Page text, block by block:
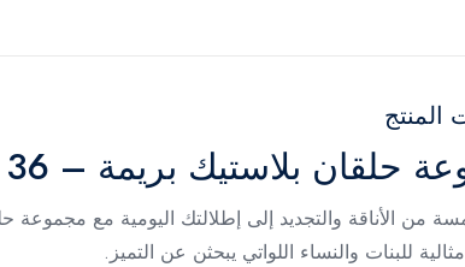
المنتج
حلقان بلاستيك بريمة – 36 قطعة
للبنات والنساء اللواتي يبحثن عن التميز.